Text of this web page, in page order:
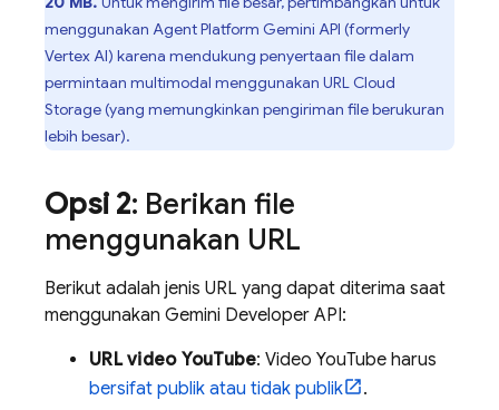
menggunakan Agent Platform Gemini API (formerly
Vertex AI) karena mendukung penyertaan file dalam
permintaan multimodal menggunakan URL Cloud
Storage(yang memungkinkan pengiriman file berukuran
lebih besar).
Opsi 2: Berikan file
menggunakan URL
Berikut adalah jenis URL yang dapat diterima saat
menggunakan Gemini Developer API:
URL video YouTube: Video YouTube harus
bersifat publik atau tidak publik
.